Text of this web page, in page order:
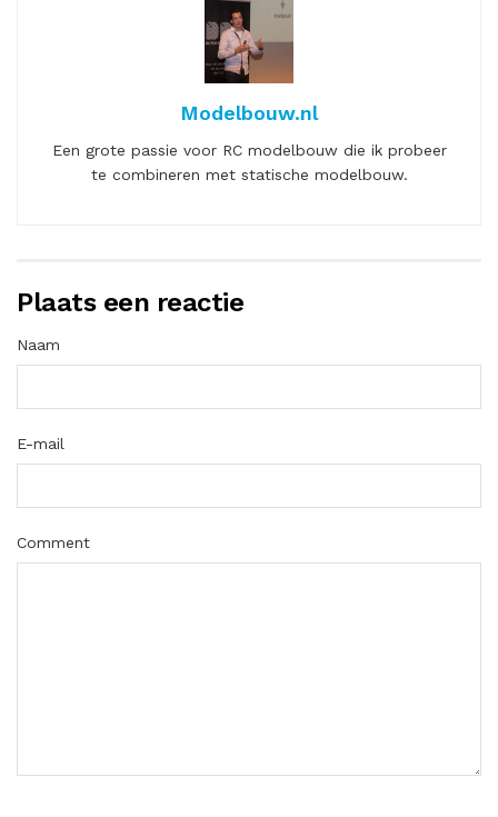
Modelbouw.nl
Een grote passie voor RC modelbouw die ik probeer
te combineren met statische modelbouw.
Plaats een reactie
Naam
E-mail
Comment